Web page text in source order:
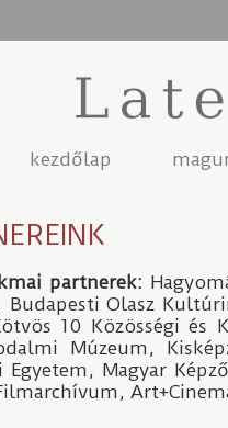
kezdőlap
partnerek:
Budapesti Olasz
10 Közösségi és
Múzeum,
Egyetem, Magyar